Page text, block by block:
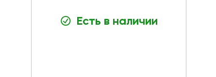
Есть в наличии